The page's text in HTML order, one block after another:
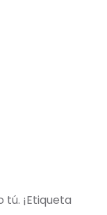
¡Etiqueta